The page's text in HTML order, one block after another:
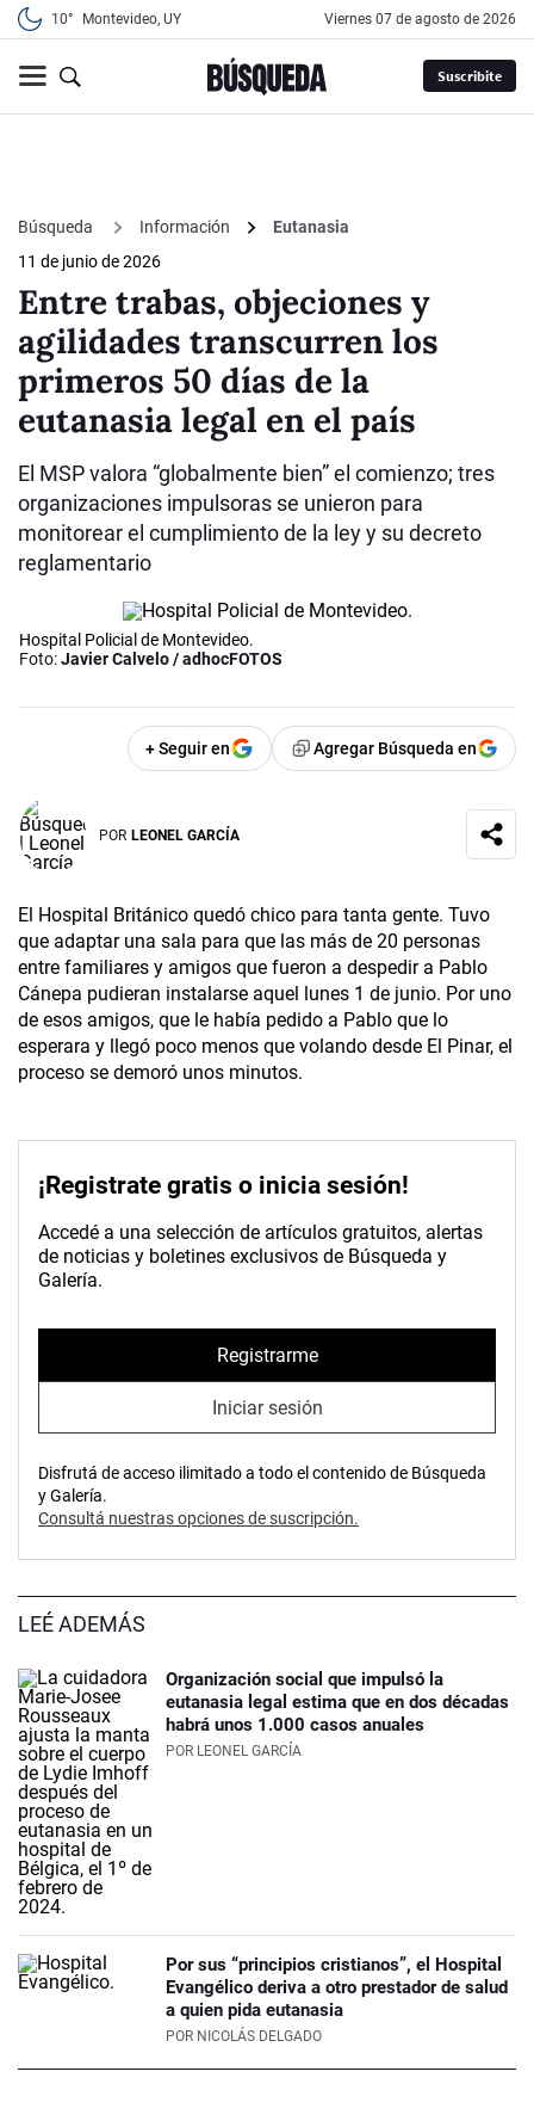
10° Montevideo, UY viernes 07 de agosto de 2026
Suscribite
Búsqueda Información
Eutanasia
11 de junio de 2026
Entre trabas, objeciones y
agilidades transcurren los
primeros 50 días de la
eutanasia legal en el país
El MSP valora “globalmente bien” el comienzo; tres
organizaciones impulsoras se unieron para
monitorear el cumplimiento de la ley y su decreto
reglamentario
Hospital Policial de Montevideo.
Foto:Javier Calvelo / adhocFOTOS
+ Seguir en Agregar Búsqueda en
POR LEONEL GARCÍA
El Hospital Británico quedó chico para tanta gente. Tuvo
que adaptar una sala para que las más de 20 personas
entre familiares y amigos que fueron a despedir a Pablo
Cánepa pudieran instalarse aquel lunes 1 de junio. Por uno
de esos amigos, que le había pedido a Pablo que lo
esperara y llegó poco menos que volando desde El Pinar, el
proceso se demoró unos minutos.
¡Registrate gratis o inicia sesión!
Accedé a una selección de artículos gratuitos, alertas
de noticias y boletines exclusivos de Búsqueda y
Galería.
Registrarme
Iniciar sesión
Disfrutá de acceso ilimitado a todo el contenido de Búsqueda
y Galería.
Consultá nuestras opciones de suscripción.
LEÉ ADEMÁS
Organización social que impulsó la
eutanasia legal estima que en dos décadas
habrá unos 1.000 casos anuales
POR LEONEL GARCÍA
Por sus “principios cristianos”, el Hospital
Evangélico deriva a otro prestador de salud
a quien pida eutanasia
POR NICOLÁS DELGADO